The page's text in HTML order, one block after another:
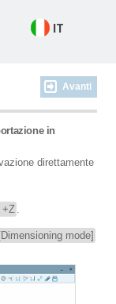
IT
Avanti
in
direttamente
+Z.
mode]